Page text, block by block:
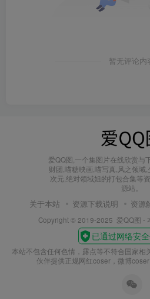
暂无评论内
爱QQ图,一个集图片在线欣赏与
财团,喵糖映画,喵写真,风之领域
次元,绝对领域姐的打包合集等
源站。
关于本站 资源下载说明 资源
Copyright © 2019-2025 爱QQ图 -
本站不包含任何色情，露点等不符合国家相
伙伴提供正规网红coser，微博coser